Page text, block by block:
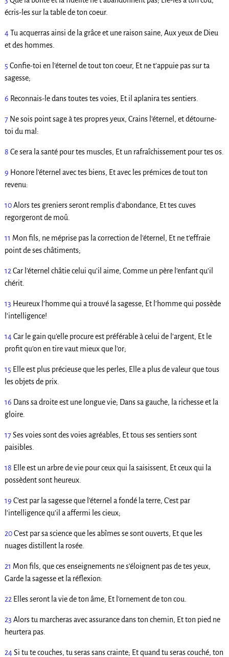
écris-les sur la table de ton coeur.
4Tu acquerras ainsi de la grâce et une raison saine, Aux yeux de Dieu
et des hommes.
5 Confie-toi en l’éternel de tout ton coeur, Et ne t’appuie pas sur ta
sagesse;
6 Reconnais-le dans toutes tes voies, Et il aplanira tes sentiers.
7Ne sois point sage à tes propres yeux, Crains l’éternel, et détourne-
toi du mal:
8 Ce sera la santé pour tes muscles, Et un rafraîchissement pour tes os.
9 Honore l’éternel avec tes biens, Et avec les prémices de tout ton
revenu:
10Alors tes greniers seront remplis d’abondance, Et tes cuves
regorgeront de moû.
11 Mon fils, ne méprise pas la correction de l’éternel, Et ne t’effraie
point de ses châtiments;
12 Car l’éternel châtie celui qu’il aime, Comme un père l’enfant qu’il
chérit.
13 Heureux l’homme qui a trouvé la sagesse, Et l’homme qui possède
l’intelligence!
14Car le gain qu’elle procure est préférable à celui de l’argent, Et le
profit qu’on en tire vaut mieux que l’or;
15 Elle est plus précieuse que les perles, Elle a plus de valeur que tous
les objets de prix.
16 Dans sa droite est une longue vie; Dans sa gauche, la richesse et la
gloire.
17Ses voies sont des voies agréables, Et tous ses sentiers sont
paisibles.
18 Elle est un arbre de vie pour ceux qui la saisissent, Et ceux qui la
possèdent sont heureux.
19 C’est par la sagesse que l’éternel a fondé la terre, C’est par
l’intelligence qu’il a affermi les cieux;
20C’est par sa science que les abîmes se sont ouverts, Et que les
nuages distillent la rosée.
21 Mon fils, que ces enseignements ne s’éloignent pas de tes yeux,
Garde la sagesse et la réflexion:
22 Elles seront la vie de ton âme, Et l’ornement de ton cou.
23 Alors tu marcheras avec assurance dans ton chemin, Et ton pied ne
heurtera pas.
24Si tu te couches, tu seras sans crainte; Et quand tu seras couché, ton